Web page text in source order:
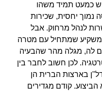
כמעט תמיד משהו
נמוך יחסית, שכירות
לנהל מרחוק. אבל
משקיע שמתחיל עם מטרה
לה, מגלה מהר שהבעיה
לכן חשוב לחבר בין
בארצות הברית הן
קודם מגדירים